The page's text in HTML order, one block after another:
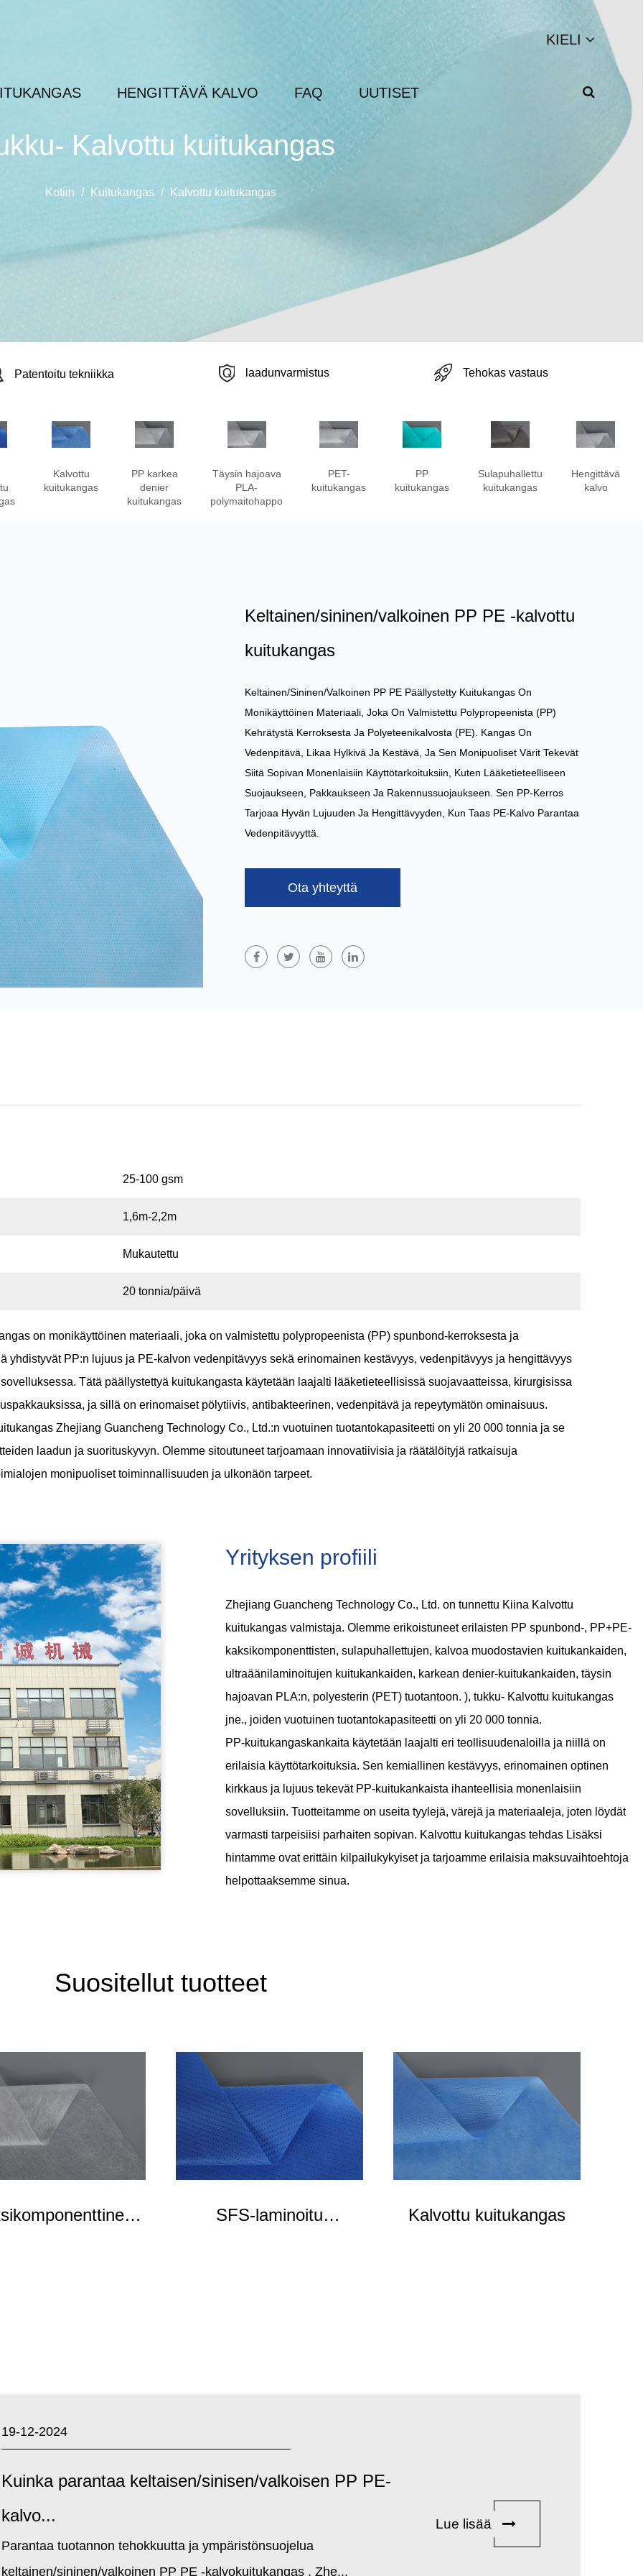
KIELI
HENGITTÄVÄ KALVO FAQ
UUTISET
Kalvottu kuitukangas
Kotiin / Kuitukangas / Kalvottu kuitukangas
Patentoitu tekniikka laadunvarmistus Tehokas vastaus
Kalvottu
kuitukangas
PP karkea
denier
kuitukangas
Täysin hajoava
PLA-
polymaitohappo
PET-
kuitukangas
PP
kuitukangas
Sulapuhallettu
kuitukangas
Hengittävä
kalvo
Keltainen/sininen/valkoinen PP PE -kalvottu
kuitukangas
Keltainen/sininen/valkoinen PP PE Päällystetty Kuitukangas On
Monikäyttöinen Materiaali, Joka On Valmistettu Polypropeenista (PP)
Kehrätystä Kerroksesta Ja Polyeteenikalvosta (PE). Kangas On
Vedenpitävä, Likaa Hylkivä Ja Kestävä, Ja Sen Monipuoliset Värit Tekevät
Siitä Sopivan Monenlaisiin Käyttötarkoituksiin, Kuten Lääketieteelliseen
Suojaukseen, Pakkaukseen Ja Rakennussuojaukseen. Sen PP-Kerros
Tarjoaa Hyvän Lujuuden Ja Hengittävyyden, Kun Taas PE-Kalvo Parantaa
Vedenpitävyyttä.
Ota yhteyttä
25-100 gsm
1,6m-2,2m
Mukautettu
20 tonnia/päivä
on monikäyttöinen materiaali, joka on valmistettu polypropeenista (PP) spunbond-kerroksesta ja
yhdistyvät PP:n lujuus ja PE-kalvon vedenpitävyys sekä erinomainen kestävyys, vedenpitävyys ja hengittävyys
Tätä päällystettyä kuitukangasta käytetään laajalti lääketieteellisissä suojavaatteissa, kirurgisissa
ja sillä on erinomaiset pölytiivis, antibakteerinen, vedenpitävä ja repeytymätön ominaisuus.
Zhejiang Guancheng Technology Co., Ltd.:n vuotuinen tuotantokapasiteetti on yli 20 000 tonnia ja se
laadun ja suorituskyvyn. Olemme sitoutuneet tarjoamaan innovatiivisia ja räätälöityjä ratkaisuja
monipuoliset toiminnallisuuden ja ulkonäön tarpeet.
Yrityksen profiili
Zhejiang Guancheng Technology Co., Ltd. on tunnettu Kiina Kalvottu
kuitukangas valmistaja. Olemme erikoistuneet erilaisten PP spunbond-, PP+PE-
kaksikomponenttisten, sulapuhallettujen, kalvoa muodostavien kuitukankaiden,
ultraäänilaminoitujen kuitukankaiden, karkean denier-kuitukankaiden, täysin
hajoavan PLA:n, polyesterin (PET) tuotantoon. ), tukku- Kalvottu kuitukangas
jne., joiden vuotuinen tuotantokapasiteetti on yli 20 000 tonnia.
PP-kuitukangaskankaita käytetään laajalti eri teollisuudenaloilla ja niillä on
erilaisia ​​käyttötarkoituksia. Sen kemiallinen kestävyys, erinomainen optinen
kirkkaus ja lujuus tekevät PP-kuitukankaista ihanteellisia monenlaisiin
sovelluksiin. Tuotteitamme on useita tyylejä, värejä ja materiaaleja, joten löydät
varmasti tarpeisiisi parhaiten sopivan. Kalvottu kuitukangas tehdas Lisäksi
hintamme ovat erittäin kilpailukykyiset ja tarjoamme erilaisia ​​maksuvaihtoehtoja
helpottaaksemme sinua.
Suositellut tuotteet
SFS-laminoitu
Kalvottu kuitukangas
19-12-2024
Kuinka parantaa keltaisen/sinisen/valkoisen PP PE-
kalvo...
Parantaa tuotannon tehokkuutta ja ympäristönsuojelua
keltainen/sininen/valkoinen PP PE -kalvokuitukangas , Zhe...
Lue lisää